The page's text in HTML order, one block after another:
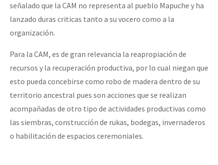
señalado que la CAM no representa al pueblo Mapuche y ha
lanzado duras criticas tanto a su vocero como a la
organización.
Para la CAM, es de gran relevancia la reapropiación de
recursos y la recuperación productiva, por lo cual niegan que
esto pueda concebirse como robo de madera dentro de su
territorio ancestral pues son acciones que se realizan
acompañadas de otro tipo de actividades productivas como
las siembras, construcción de rukas, bodegas, invernaderos
o habilitación de espacios ceremoniales.